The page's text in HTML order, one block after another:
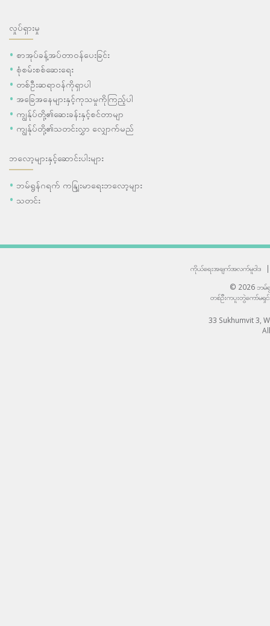
လှုပ်ရှားမှု
စာအုပ်ခန့်အပ်တာဝန်ပေးခြင်း
စုံစမ်းစစ်ဆေးရေး
တစ်ဦးဆရာဝန်ကိုရှာပါ
အခြေအနေများနှင့်ကုသမှုကိုကြည့်ပါ
ကျွန်ုပ်တို့၏ဆေးခန်းနှင့်စင်တာမျာ
ကျွန်ုပ်တို့၏သတင်းလွှာ လျှောက်မည်
ဘလော့များနှင့်ဆောင်းပါးများ
ဘမ်ရွန်ဂရက် ကနျြးမာရေးဘလော့များ
သတင်း
ကိုယ်ရေးအချက်အလက်မူဝါဒ
|
© 2026 ဘမ်ရွ
တစ်ဦးကပူးတွဲကော်မရှ
33 Sukhumvit 3,